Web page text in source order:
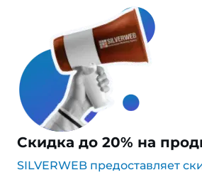
Скидка до 20% на
SILVERWEB предоставляет